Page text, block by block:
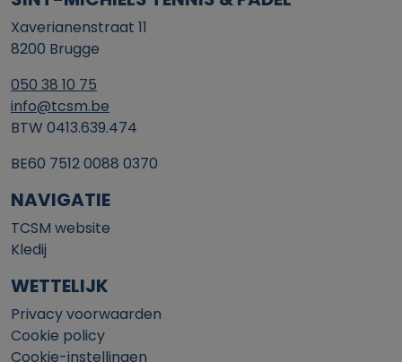
Xaverianenstraat 11
8200 Brugge
050 38 10 75
info@tcsm.be
BTW 0413.639.474
BE60 7512 0088 0370
NAVIGATIE
TCSM website
Kledij
WETTELIJK
Privacy voorwaarden
Cookie policy
Cookie-instellingen